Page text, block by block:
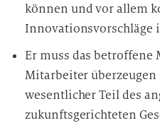
können und vor allem
Innovationsvorschläge
Er muss das betroffene
Mitarbeiter überzeugen
wesentlicher Teil des
zukunftsgerichteten